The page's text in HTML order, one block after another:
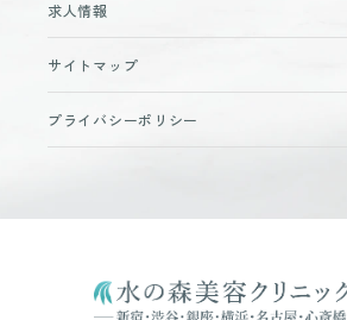
求人情報
サイトマップ
プライバシーポリシー